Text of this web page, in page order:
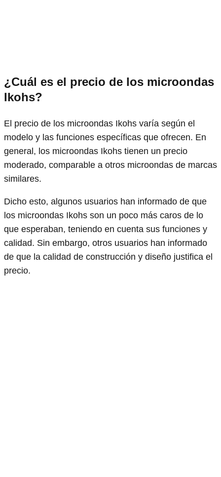
¿Cuál es el precio de los microondas
Ikohs?
El precio de los microondas Ikohs varía según el
modelo y las funciones específicas que ofrecen. En
general, los microondas Ikohs tienen un precio
moderado, comparable a otros microondas de marcas
similares.
Dicho esto, algunos usuarios han informado de que
los microondas Ikohs son un poco más caros de lo
que esperaban, teniendo en cuenta sus funciones y
calidad. Sin embargo, otros usuarios han informado
de que la calidad de construcción y diseño justifica el
precio.